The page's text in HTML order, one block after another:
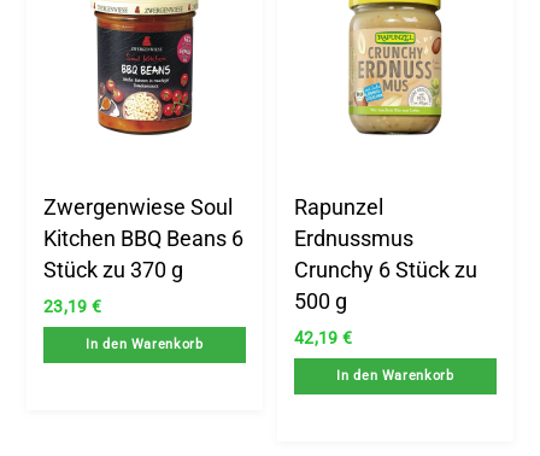
Zwergenwiese Soul
Kitchen BBQ Beans 6
Stück zu 370 g
23,19 €
In den Warenkorb
Rapunzel
Erdnussmus
Crunchy 6 Stück zu
500 g
42,19 €
In den Warenkorb